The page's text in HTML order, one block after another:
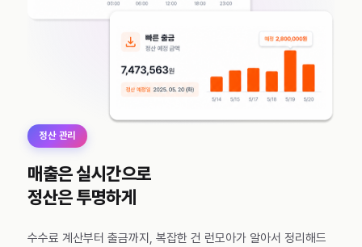
정산 관리
매출은 실시간으로
정산은 투명하게
수수료 계산부터 출금까지, 복잡한 건 런모아가 알아서 정리해드